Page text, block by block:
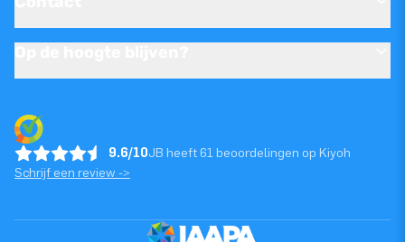
9.6/10JB heeft 61 beoordelingen op Kiyoh
Schrijf een review ->